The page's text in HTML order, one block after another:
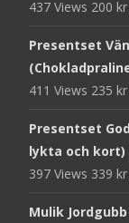
437 Views 200 kr
Presentset
411 Views 235 kr
Presentset
lykta och kort)
397 Views 339 kr
Mulik